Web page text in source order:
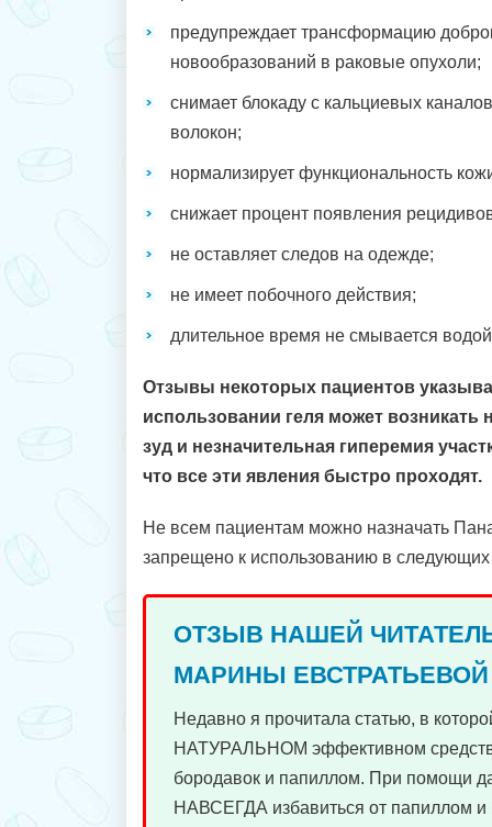
предупреждает трансформацию
новообразований в раковые опухоли;
снимает блокаду с кальциевых
волокон;
нормализирует функциональность
снижает процент появления
не оставляет следов на одежде;
не имеет побочного действия;
длительное время не смывается
Отзывы некоторых пациентов
использовании геля может возникать
зуд и незначительная гиперемия
что все эти явления быстро проходят.
Не всем пациентам можно назначать
запрещено к использованию в следующих
ОТЗЫВ НАШЕЙ
МАРИНЫ ЕВСТРАТЬЕВОЙ
Недавно я прочитала статью, в
НАТУРАЛЬНОМ эффективном
бородавок и папиллом. При помощи
НАВСЕГДА избавиться от папиллом